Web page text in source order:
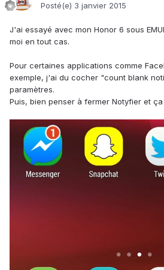
Posté(e) 3 janvier 2015
J'ai essayé avec mon Honor 6 sous
moi en tout cas.
Pour certaines applications comme
exemple, j'ai du cocher "count blank
paramètres.
Puis, bien penser à fermer Notyfier et ça